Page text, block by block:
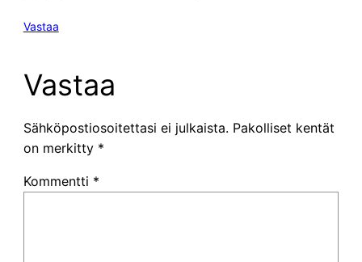
Vastaa
Vastaa
Sähköpostiosoitettasi ei julkaista. Pakolliset kentät
on merkitty *
Kommentti *